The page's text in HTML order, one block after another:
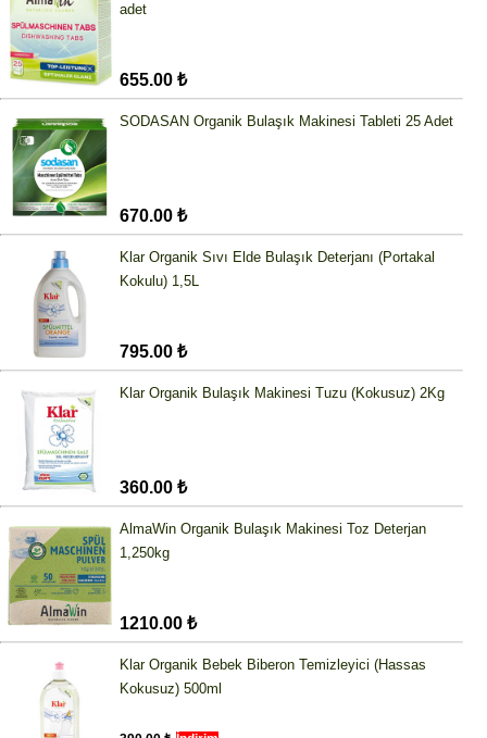
adet
655.00 ₺
SODASAN Organik Bulaşık Makinesi Tableti 25 Adet
670.00 ₺
Klar Organik Sıvı Elde Bulaşık Deterjanı (Portakal
Kokulu) 1,5L
795.00 ₺
Klar Organik Bulaşık Makinesi Tuzu (Kokusuz) 2Kg
360.00 ₺
AlmaWin Organik Bulaşık Makinesi Toz Deterjan
1,250kg
1210.00 ₺
Klar Organik Bebek Biberon Temizleyici (Hassas
Kokusuz) 500ml